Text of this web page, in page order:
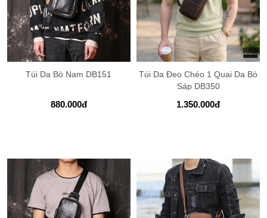
Túi Da Bò Nam DB151
880.000đ
Túi Da Đeo Chéo 1 Quai Da Bò
Sáp DB350
1.350.000đ